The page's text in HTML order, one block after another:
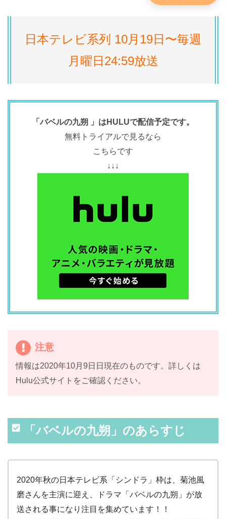
日本テレビ系列 10月19日〜毎週
月曜日24:59放送
「バベルの九朔 」はHULUで配信予定です。
無料トライアルで見るなら
こちらです
↓↓↓
注意
情報は2020年10月9日日現在のものです。詳しくは
Hulu公式サイトをご確認ください。
「バベルの九朔」のあらすじ
2020年秋の日本テレビ系「シンドラ」枠は、菊池風
磨さんを主演に迎え、ドラマ「バベルの九朔」が放
送される事になり注目を集めています！！